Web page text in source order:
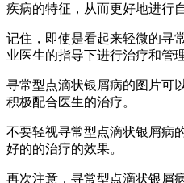
疾病的特征，从而更好地进行
记住，即使是看起来轻微的寻
业医生的指导下进行治疗和管理
寻常型点滴状银屑病的图片可
积极配合医生的治疗。
不要轻视寻常型点滴状银屑病
好的的治疗的效果。
再次注意，寻常型点滴状银屑